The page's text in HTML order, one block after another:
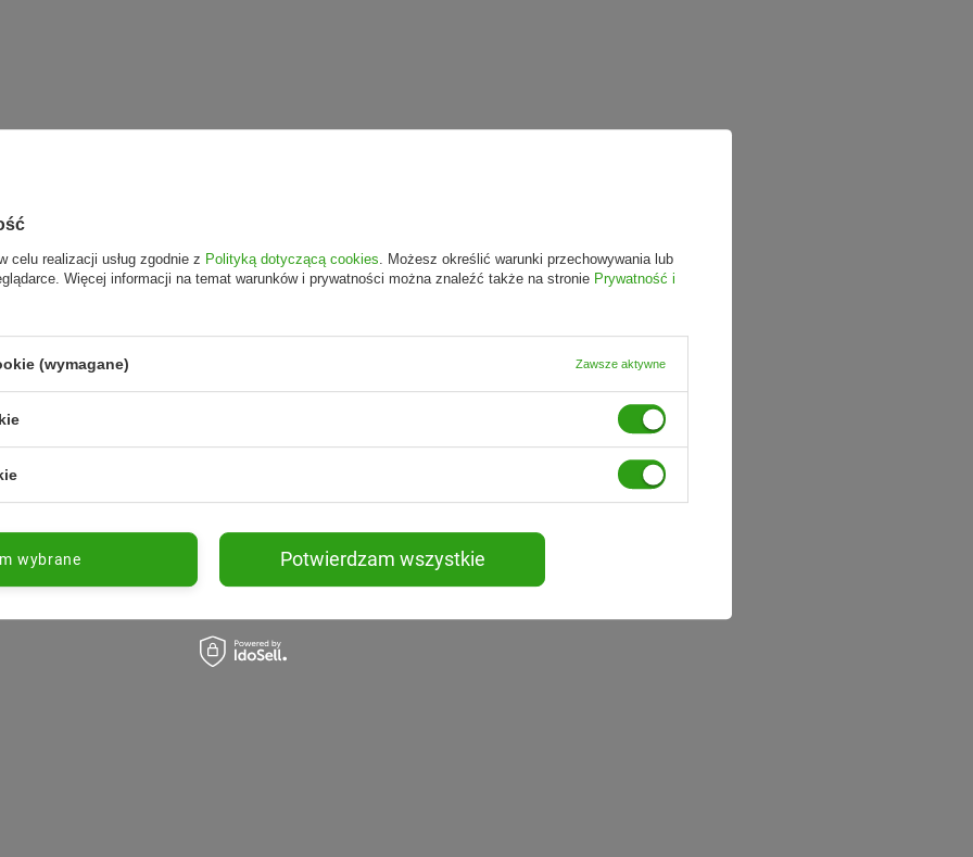
celu realizacji usług zgodnie z Polityką dotyczącą cookies . Możesz określić warunki przechowywania lub
Więcej informacji na temat warunków i prywatności można znaleźć także na stronie Prywatność i
(wymagane) Zawsze aktywne
wybrane Potwierdzam wszystkie